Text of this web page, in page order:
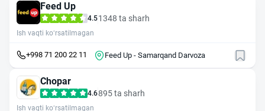
Feed Up
4.51348 ta sharh
Ish vaqti ko‘rsatilmagan
+998 71 200 22 11 Feed Up - Samarqand Darvoza
Chopar
4.6895 ta sharh
Ish vaqti ko‘rsatilmagan